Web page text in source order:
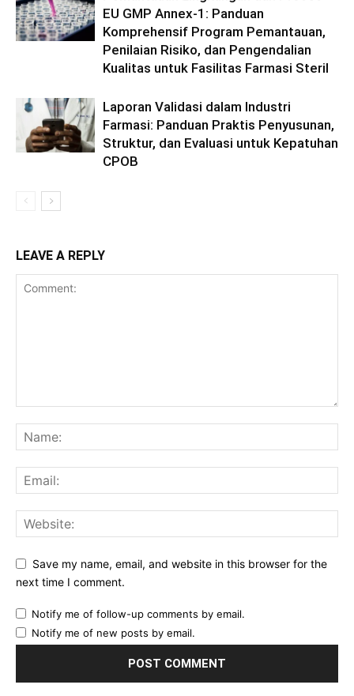
EU GMP Annex-1: Panduan
Komprehensif Program Pemantauan,
Penilaian Risiko, dan Pengendalian
Kualitas untuk Fasilitas Farmasi Steril
Laporan Validasi dalam Industri
Farmasi: Panduan Praktis Penyusunan,
Struktur, dan Evaluasi untuk Kepatuhan
CPOB
LEAVE A REPLY
Save my name, email, and website in this browser for the
next time I comment.
Notify me of follow-up comments by email.
Notify me of new posts by email.